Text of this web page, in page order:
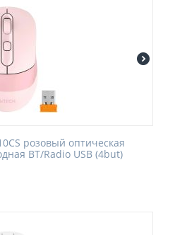
розовый оптическая
BT/Radio USB (4but)